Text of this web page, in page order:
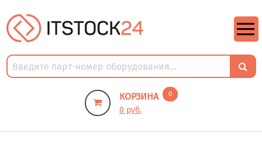
КОРЗИНА 0
0 руб.